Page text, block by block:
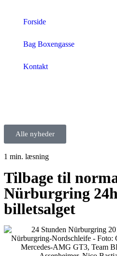
Forside
Bag Boxengasse
Kontakt
Alle nyheder
1 min. læsning
Tilbage til
Nürburgring
billetsalget